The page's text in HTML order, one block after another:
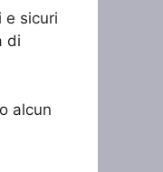
e sicuri
di
alcun